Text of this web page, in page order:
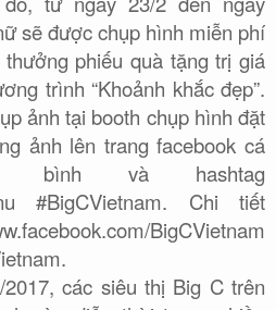
sẽ được chụp hình miễn phí
phiếu quà tặng trị giá
trình “Khoảnh khắc đẹp”.
ảnh tại booth chụp hình đặt
ảnh lên trang facebook cá
bình và hashtag
#BigCVietnam. Chi tiết
BigCVietnam
các siêu thị Big C trên